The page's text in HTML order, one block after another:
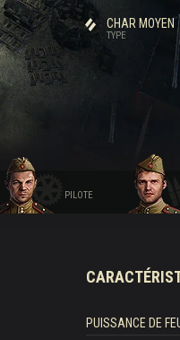
TYPE
CHAR MOYEN
PILOTE
PUISSANCE DE